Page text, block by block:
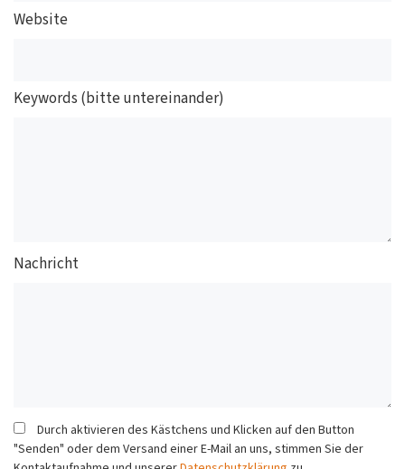
Website
Keywords (bitte untereinander)
Nachricht
Durch aktivieren des Kästchens und Klicken auf den Button
"Senden" oder dem Versand einer E-Mail an uns, stimmen Sie der